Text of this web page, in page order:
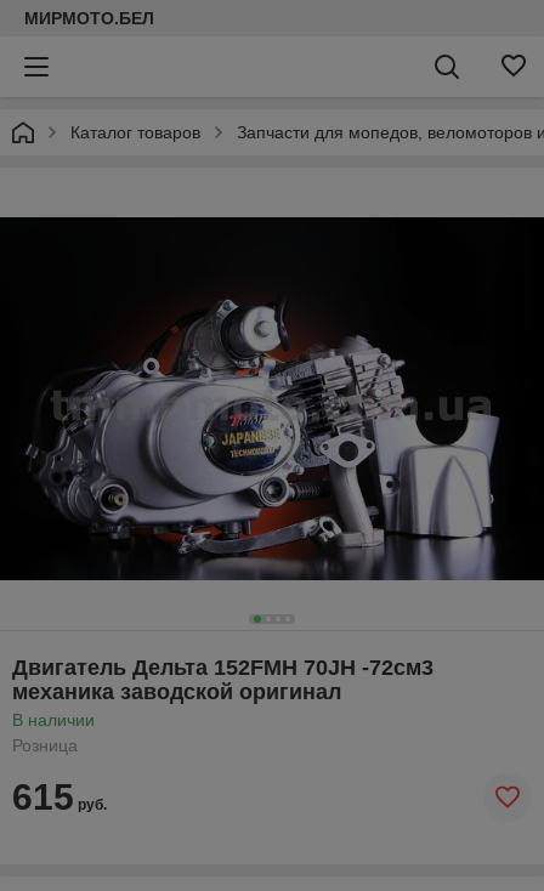
МИРМОТО.БЕЛ
Каталог товаров Запчасти для мопедов, веломоторов
Двигатель Дельта 152FMH 70JH -72см3
механика заводской оригинал
В наличии
Розница
615 руб.